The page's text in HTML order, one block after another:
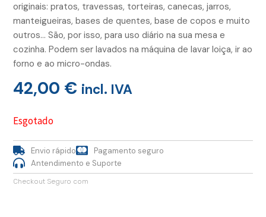
originais: pratos, travessas, torteiras, canecas, jarros,
manteigueiras, bases de quentes, base de copos e muito
outros… São, por isso, para uso diário na sua mesa e
cozinha. Podem ser lavados na máquina de lavar loiça, ir ao
forno e ao micro-ondas.
42,00 € incl. IVA
Esgotado
Envio rápido
Pagamento seguro
Antendimento e Suporte
Checkout Seguro com